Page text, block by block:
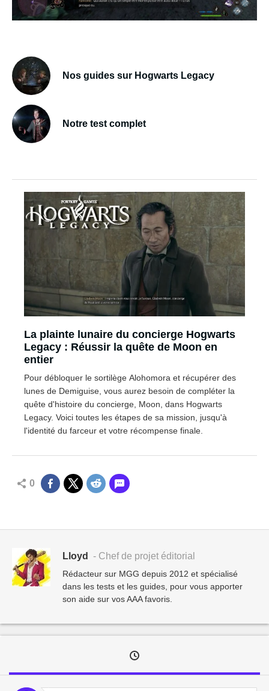
Nos guides sur Hogwarts Legacy
Notre test complet
La plainte lunaire du concierge Hogwarts
Legacy : Réussir la quête de Moon en
entier
Pour débloquer le sortilège Alohomora et récupérer des
lunes de Demiguise, vous aurez besoin de compléter la
quête d'histoire du concierge, Moon, dans Hogwarts
Legacy. Voici toutes les étapes de sa mission, jusqu'à
l'identité du farceur et votre récompense finale.
0
Lloyd - Chef de projet éditorial
Rédacteur sur MGG depuis 2012 et spécialisé
dans les tests et les guides, pour vous apporter
son aide sur vos AAA favoris.